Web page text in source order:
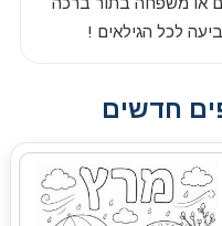
לכל הגילאים !
חדשים